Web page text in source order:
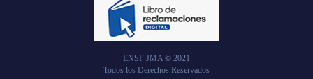
ENSF JMA © 2021
Todos los Derechos Reservados